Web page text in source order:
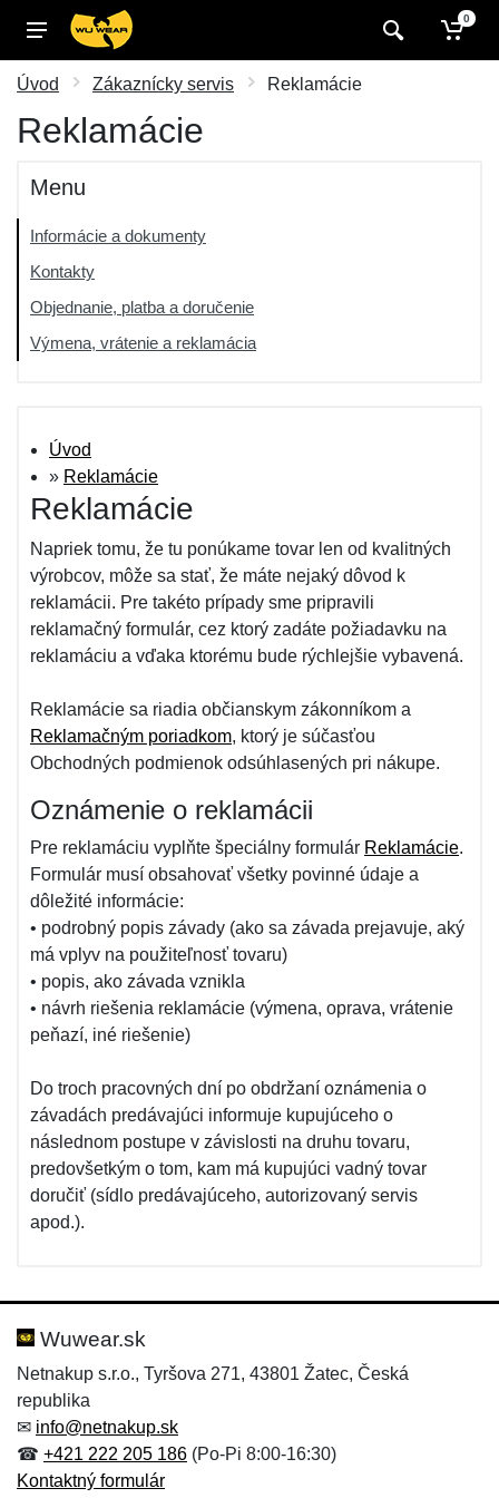
0
Úvod Zákaznícky servis Reklamácie
Reklamácie
Menu
Informácie a dokumenty
Kontakty
Objednanie, platba a doručenie
Výmena, vrátenie a reklamácia
Úvod
» Reklamácie
Reklamácie
Napriek tomu, že tu ponúkame tovar len od kvalitných
výrobcov, môže sa stať, že máte nejaký dôvod k
reklamácii. Pre takéto prípady sme pripravili
reklamačný formulár, cez ktorý zadáte požiadavku na
reklamáciu a vďaka ktorému bude rýchlejšie vybavená.
Reklamácie sa riadia občianskym zákonníkom a
Reklamačným poriadkom, ktorý je súčasťou
Obchodných podmienok odsúhlasených pri nákupe.
Oznámenie o reklamácii
Pre reklamáciu vyplňte špeciálny formulár Reklamácie.
Formulár musí obsahovať všetky povinné údaje a
dôležité informácie:
• podrobný popis závady (ako sa závada prejavuje, aký
má vplyv na použiteľnosť tovaru)
• popis, ako závada vznikla
• návrh riešenia reklamácie (výmena, oprava, vrátenie
peňazí, iné riešenie)
Do troch pracovných dní po obdržaní oznámenia o
závadách predávajúci informuje kupujúceho o
následnom postupe v závislosti na druhu tovaru,
predovšetkým o tom, kam má kupujúci vadný tovar
doručiť (sídlo predávajúceho, autorizovaný servis
apod.).
Wuwear.sk
Netnakup s.r.o., Tyršova 271, 43801 Žatec, Česká
republika
✉ info@netnakup.sk
☎ +421 222 205 186 (Po-Pi 8:00-16:30)
Kontaktný formulár